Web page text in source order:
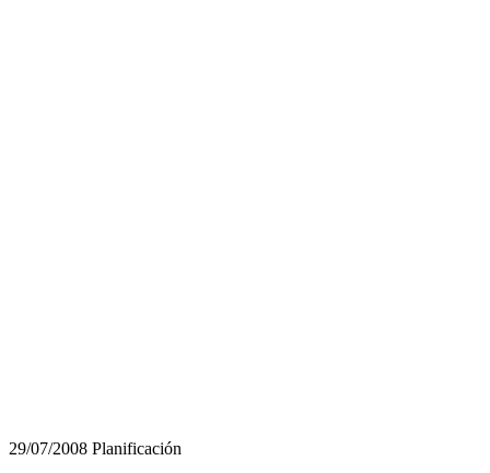
29/07/2008 Planificación